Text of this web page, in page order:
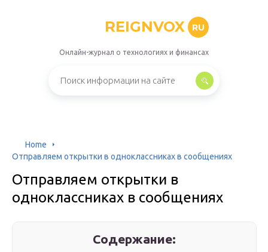
REIGNVOX RU
Онлайн-журнал о технологиях и финансах
Home
Отправляем открытки в одноклассниках в сообщениях
Отправляем открытки в
одноклассниках в сообщениях
Содержание: